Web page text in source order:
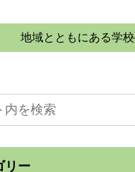
地域とともにある学校
リー